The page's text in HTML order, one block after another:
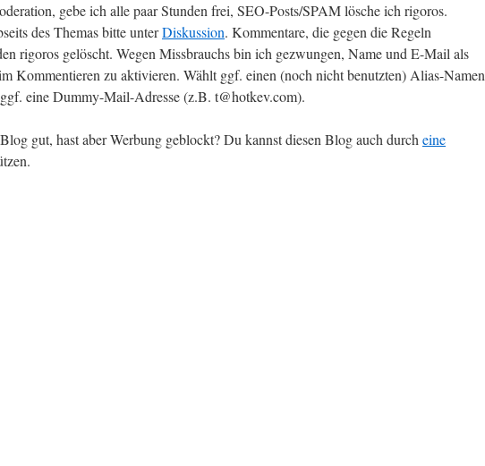
gebe ich alle paar Stunden frei, SEO-Posts/SPAM lösche ich rigoros.
des Themas bitte unterDiskussion. Kommentare, die gegen die Regeln
rigoros gelöscht. Wegen Missbrauchs bin ich gezwungen, Name und E-Mail als
Kommentieren zu aktivieren. Wählt ggf. einen (noch nicht benutzten) Alias-Namen
eine Dummy-Mail-Adresse (z.B. t@hotkev.com).
gut, hast aber Werbung geblockt? Du kannst diesen Blog auch durch eine